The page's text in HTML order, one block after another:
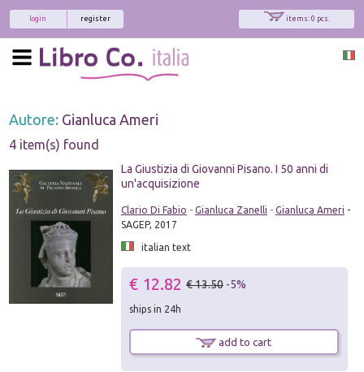
items: 0 pcs.
register
login
Autore: Gianluca Ameri
4 item(s) found
La Giustizia di Giovanni Pisano. I 50 anni di
un'acquisizione
Clario Di Fabio - Gianluca Zanelli - Gianluca Ameri -
SAGEP, 2017
italian text
€ 12.82 € 13.50 -5%
ships in 24h
add to cart